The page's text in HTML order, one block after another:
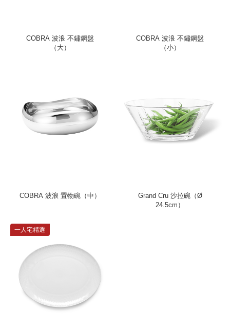
COBRA 波浪 不鏽鋼盤
（大）
COBRA 波浪 不鏽鋼盤
（小）
COBRA 波浪 置物碗（中）
Grand Cru 沙拉碗（Ø
24.5cm）
一人宅精選